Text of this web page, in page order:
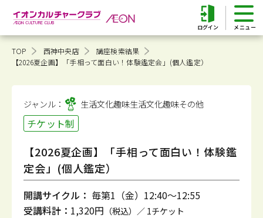
ログイン
TOP 西神中央店
講座検索結果
【2026夏企画】「手相って面白い！体験鑑定会」(個人鑑定）
ジャンル： 生活文化趣味生活文化趣味その他
チケット制
【2026夏企画】「手相って面白い！体験鑑
定会」(個人鑑定）
開講サイクル： 毎第1（金）12:40～12:55
受講料計： 1,320円 （税込）／ 1チケット